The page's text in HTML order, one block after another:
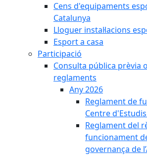
Cens d'equipaments
Catalunya
Lloguer instal·lacions
Esport a casa
Participació
Consulta pública prèvia
reglaments
Any 2026
Reglament de
Centre
Reglament del
funcionament
governança de